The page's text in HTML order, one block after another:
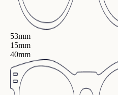
53mm
15mm
40mm